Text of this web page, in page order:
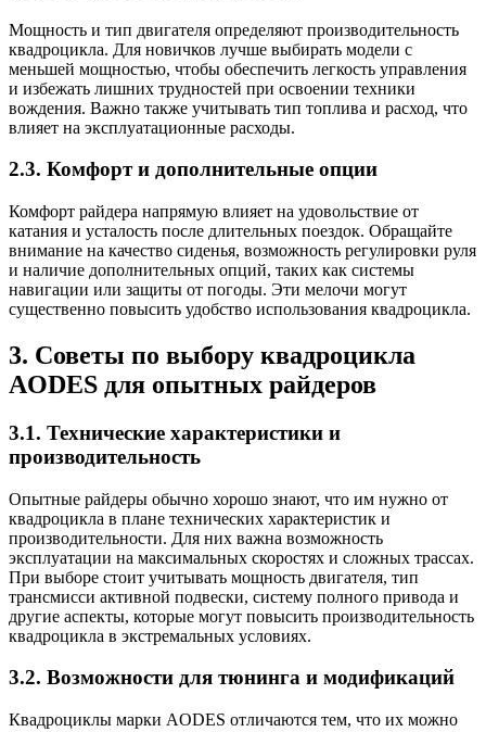
Мощность и тип двигателя определяют производительность
квадроцикла. Для новичков лучше выбирать модели с
меньшей мощностью, чтобы обеспечить легкость управления
и избежать лишних трудностей при освоении техники
вождения. Важно также учитывать тип топлива и расход, что
влияет на эксплуатационные расходы.
2.3. Комфорт и дополнительные опции
Комфорт райдера напрямую влияет на удовольствие от
катания и усталость после длительных поездок. Обращайте
внимание на качество сиденья, возможность регулировки руля
и наличие дополнительных опций, таких как системы
навигации или защиты от погоды. Эти мелочи могут
существенно повысить удобство использования квадроцикла.
3. Советы по выбору квадроцикла
AODES для опытных райдеров
3.1. Технические характеристики и
производительность
Опытные райдеры обычно хорошо знают, что им нужно от
квадроцикла в плане технических характеристик и
производительности. Для них важна возможность
эксплуатации на максимальных скоростях и сложных трассах.
При выборе стоит учитывать мощность двигателя, тип
трансмисси активной подвески, систему полного привода и
другие аспекты, которые могут повысить производительность
квадроцикла в экстремальных условиях.
3.2. Возможности для тюнинга и модификаций
Квадроциклы марки AODES отличаются тем, что их можно